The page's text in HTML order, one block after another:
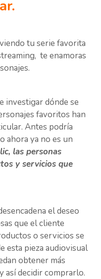
tu serie favorita
te enamoras
investigar dónde se
favoritos han
Antes podría
ahora ya no es un
las personas
y servicios que
el deseo
que el cliente
o servicios se
esta pieza audiovisual
obtener más
así decidir comprarlo.